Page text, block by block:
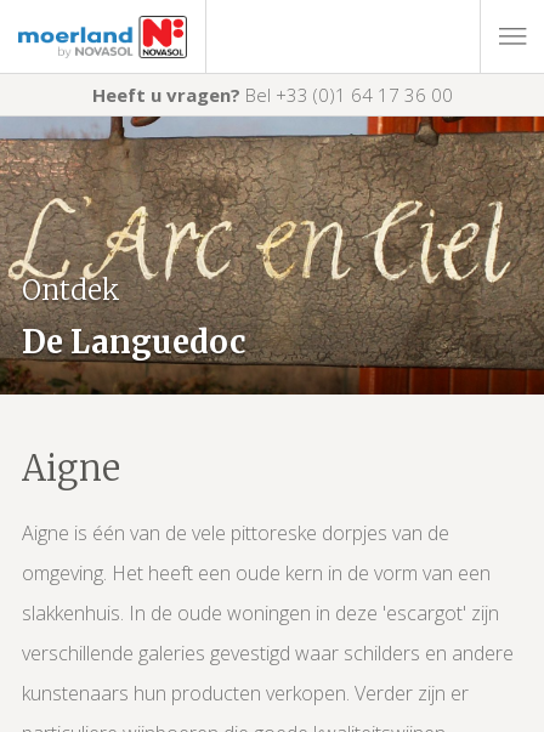
Heeft u vragen? Bel +33 (0)1 64 17 36 00
Ontdek
De Languedoc
Aigne
Aigne is één van de vele pittoreske dorpjes van de
omgeving. Het heeft een oude kern in de vorm van een
slakkenhuis. In de oude woningen in deze 'escargot' zijn
verschillende galeries gevestigd waar schilders en andere
kunstenaars hun producten verkopen. Verder zijn er